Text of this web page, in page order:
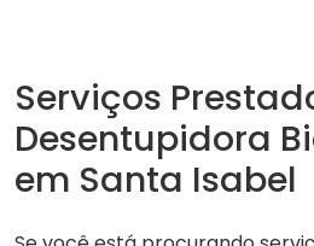
Serviços
Desentupidora
em Santa Isabel